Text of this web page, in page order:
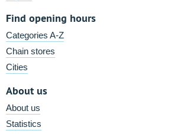
Find opening hours
Categories A-Z
Chain stores
Cities
About us
About us
Statistics